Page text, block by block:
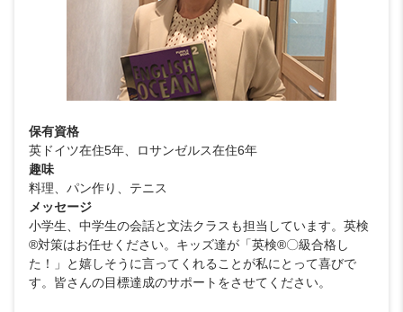
保有資格
英ドイツ在住5年、ロサンゼルス在住6年
趣味
料理、パン作り、テニス
メッセージ
小学生、中学生の会話と文法クラスも担当しています。英検
®対策はお任せください。キッズ達が「英検®〇級合格し
た！」と嬉しそうに言ってくれることが私にとって喜びで
す。皆さんの目標達成のサポートをさせてください。